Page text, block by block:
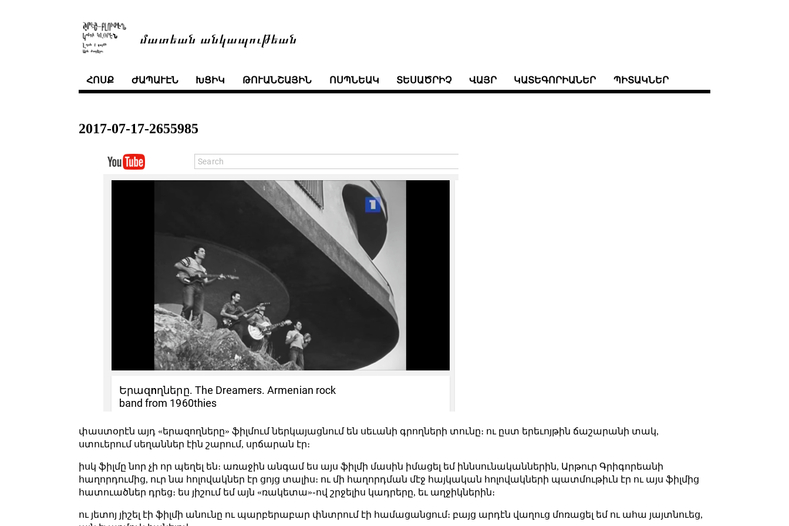
մատեան անկապութեան
ՀՈՍՔ ԺԱՊԱՒԷՆ ԽՑԻԿ ԹՈՒԱՆՇԱՅԻՆ ՈՍՊՆԵԱԿ ՏԵՍԱԾՐԻՉ ՎԱՅՐ ԿԱՏԵԳՈՐԻԱՆԵՐ ՊԻՏԱԿՆԵՐ
2017-07-17-2655985
փաստօրէն այդ «երազողները» ֆիլմում ներկայացնում են սեւանի գրողների տունը։ ու ըստ երեւոյթին ճաշարանի տակ,
ստուերում սեղաններ էին շարում, սրճարան էր։
իսկ ֆիլմը նոր չի որ պեղել են։ առաջին անգամ ես այս ֆիլմի մասին իմացել եմ իննսունականներին, Արթուր Գրիգորեանի
հաղորդումից, ուր նա հոլովակներ էր ցոյց տալիս։ ու մի հաղորդման մէջ հայկական հոլովակների պատմութիւն էր ու այս ֆիլմից
հատուածներ դրեց։ ես յիշում եմ այն «ռակետա»֊ով շրջելիս կադրերը, եւ աղջիկներին։
ու յետոյ յիշել էի ֆիլմի անունը ու պարբերաբար փնտրում էի համացանցում։ բայց արդէն վաղուց մոռացել եմ ու ահա յայտնուեց,